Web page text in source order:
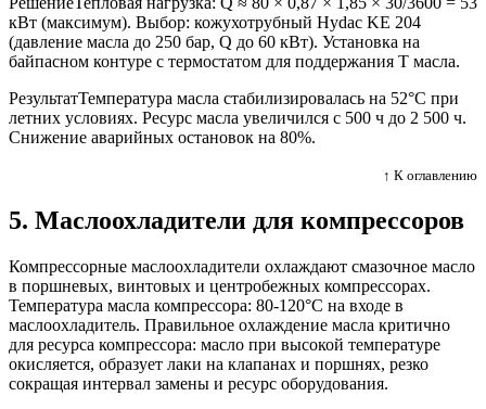
кВт (максимум). Выбор: кожухотрубный Hydac KE 204
(давление масла до 250 бар, Q до 60 кВт). Установка на
байпасном контуре с термостатом для поддержания Т масла.
РезультатТемпература масла стабилизировалась на 52°C при
летних условиях. Ресурс масла увеличился с 500 ч до 2 500 ч.
Снижение аварийных остановок на 80%.
↑ К оглавлению
5. Маслоохладители для компрессоров
Компрессорные маслоохладители охлаждают смазочное масло
в поршневых, винтовых и центробежных компрессорах.
Температура масла компрессора: 80-120°C на входе в
маслоохладитель. Правильное охлаждение масла критично
для ресурса компрессора: масло при высокой температуре
окисляется, образует лаки на клапанах и поршнях, резко
сокращая интервал замены и ресурс оборудования.